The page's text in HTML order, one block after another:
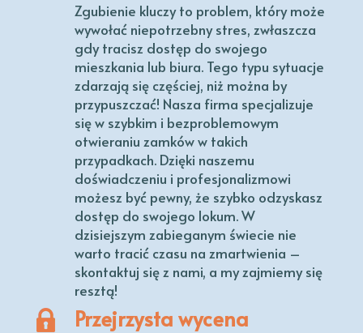
Zgubienie kluczy to problem, który może
wywołać niepotrzebny stres, zwłaszcza
gdy tracisz dostęp do swojego
mieszkania lub biura. Tego typu sytuacje
zdarzają się częściej, niż można by
przypuszczać! Nasza firma specjalizuje
się w szybkim i bezproblemowym
otwieraniu zamków w takich
przypadkach. Dzięki naszemu
doświadczeniu i profesjonalizmowi
możesz być pewny, że szybko odzyskasz
dostęp do swojego lokum. W
dzisiejszym zabieganym świecie nie
warto tracić czasu na zmartwienia –
skontaktuj się z nami, a my zajmiemy się
resztą!
Przejrzysta wycena